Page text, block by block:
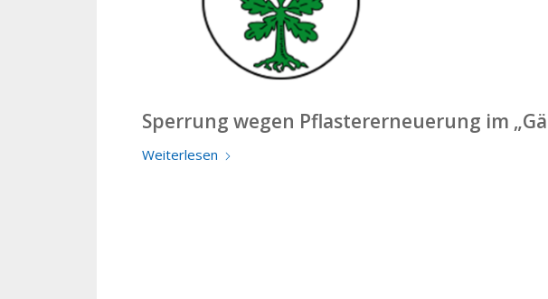
Sperrung wegen Pflastererneuerung im
Weiterlesen